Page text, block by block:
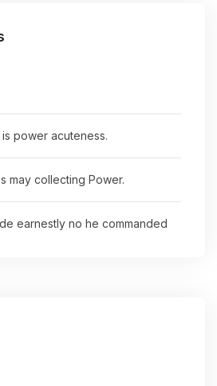
power acuteness.
may collecting Power.
earnestly no he commanded